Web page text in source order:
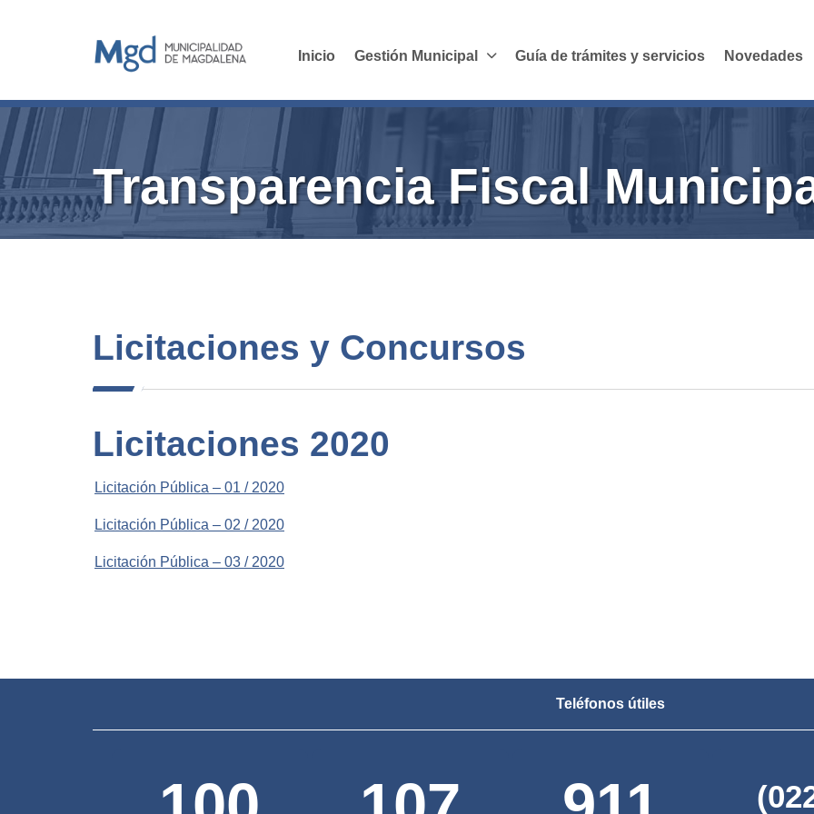
Inicio Gestión Municipal Guía de trámites y servicios Novedades
Transparencia Fiscal
Licitaciones y Concursos
Licitaciones 2020
Licitación Pública – 01 / 2020
Licitación Pública – 02 / 2020
Licitación Pública – 03 / 2020
Teléfonos útiles